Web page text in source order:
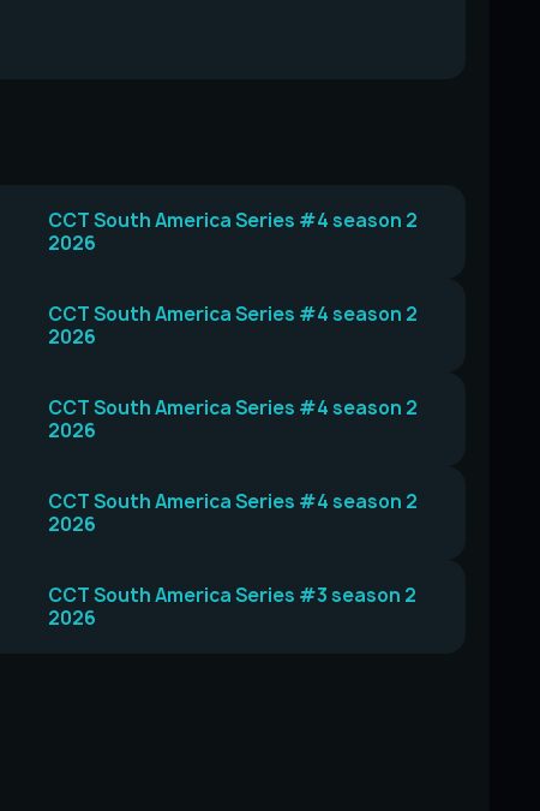
CCT South America Series #4 season 2
2026
CCT South America Series #4 season 2
2026
CCT South America Series #4 season 2
2026
CCT South America Series #4 season 2
2026
CCT South America Series #3 season 2
2026